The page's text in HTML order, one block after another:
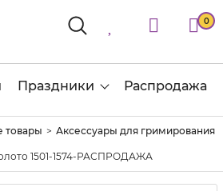
0
Праздники Распродажа
товары
Аксессуары для гримирования
1501-1574-РАСПРОДАЖА